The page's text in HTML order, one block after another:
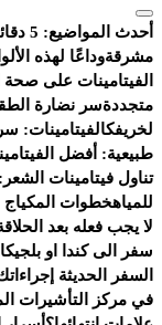
أحدث المواضيع:
5
مشرقةوداعًا لهذه
الفيتامينات على صحة
متجددةسر نضارة
لخريفكالفيتامينات:
طبيعية: أفضل
تناول فيتامينات
للمياهخطوات المكياج
لا يجب فعله بعد
سفر الى كندا او
السفر الحديثة
في مركز التأشيرات